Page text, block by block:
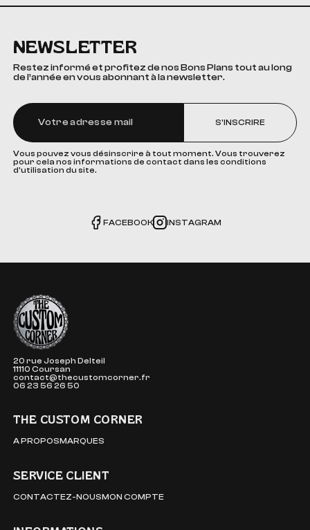
NEWSLETTER
Restez informé et profitez de nos Bons Plans tout au long
de l’année en vous abonnant à la newsletter.
S'INSCRIRE
Vous pouvez vous désinscrire à tout moment. Vous trouverez
pour cela nos informations de contact dans les conditions
d'utilisation du site.
FACEBOOK INSTAGRAM
The Custom Corner
20 rue Joseph Delteil
11110 Coursan
contact@thecustomcorner.fr
06 23 56 26 50
THE CUSTOM CORNER
A PROPOSMARQUES
SERVICE CLIENT
CONTACTEZ-NOUSMON COMPTE